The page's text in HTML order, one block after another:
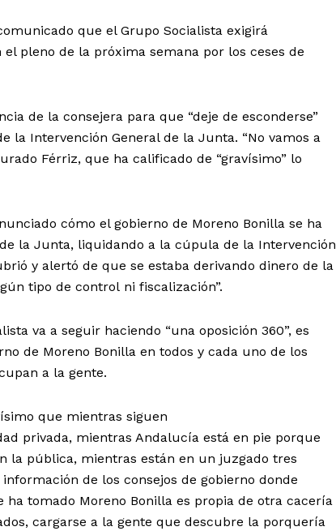
que el Grupo Socialista exigirá
pleno de la próxima semana por los ceses de
de la consejera para que “deje de esconderse”
la Intervención General de la Junta. “No vamos a
Férriz, que ha calificado de “gravísimo” lo
cómo el gobierno de Moreno Bonilla se ha
la Junta, liquidando a la cúpula de la Intervención
y alertó de que se estaba derivando dinero de la
tipo de control ni fiscalización”.
va a seguir haciendo “una oposición 360”, es
de Moreno Bonilla en todos y cada uno de los
a la gente.
que mientras siguen
privada, mientras Andalucía está en pie porque
la pública, mientras están en un juzgado tres
de los consejos de gobierno donde
tomado Moreno Bonilla es propia de otra cacería
cargarse a la gente que descubre la porquería